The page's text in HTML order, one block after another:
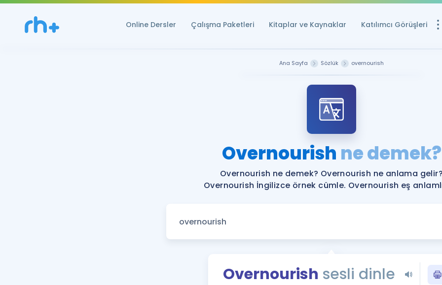
Online Dersler Çalışma Paketleri Kitaplar ve Kaynaklar Katılımcı Görüşleri
Ücretsiz
YDS ve YÖKDİL
YDS ve YÖKDİL'e
Tüm ÖSYM
Blog
YDS - YÖKDİL
Ana Sayfa Sözlük overnourish
Overnourish ne demek?
Overnourish ne demek? Overnourish ne anlama gelir?
Overnourish İngilizce örnek cümle. Overnourish eş
Overnourish sesli dinle